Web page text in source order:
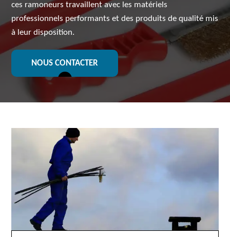
ces ramoneurs travaillent avec les matériels
professionnels performants et des produits de qualité mis
à leur disposition.
NOUS CONTACTER